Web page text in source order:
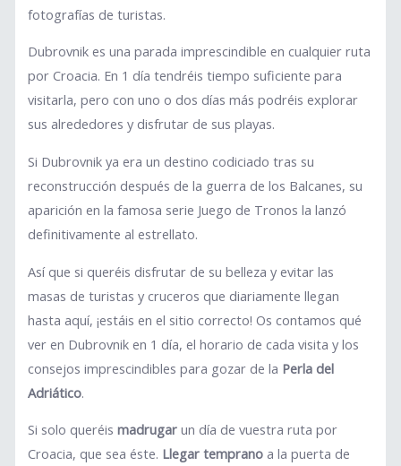
fotografías de turistas.
Dubrovnik es una parada imprescindible en cualquier ruta
por Croacia. En 1 día tendréis tiempo suficiente para
visitarla, pero con uno o dos días más podréis explorar
sus alrededores y disfrutar de sus playas.
Si Dubrovnik ya era un destino codiciado tras su
reconstrucción después de la guerra de los Balcanes, su
aparición en la famosa serie Juego de Tronos la lanzó
definitivamente al estrellato.
Así que si queréis disfrutar de su belleza y evitar las
masas de turistas y cruceros que diariamente llegan
hasta aquí, ¡estáis en el sitio correcto! Os contamos qué
ver en Dubrovnik en 1 día, el horario de cada visita y los
consejos imprescindibles para gozar de la Perla del
Adriático.
Si solo queréismadrugar un día de vuestra ruta por
Croacia, que sea éste. Llegar temprano a la puerta de